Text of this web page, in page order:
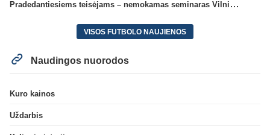
Pradedantiesiems teisėjams – nemokamas seminaras Vilniuje šį penktadienį
VISOS FUTBOLO NAUJIENOS
Naudingos nuorodos
Kuro kainos
Uždarbis